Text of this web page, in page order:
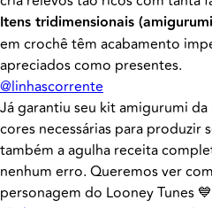
Itens tridimensionais (
em crochê têm acabamento
apreciados como presentes.
@linhascorrente
Já garantiu seu kit amigurumi
cores necessárias para produzir
também a agulha receita
nenhum erro. Queremos ver
personagem do Looney Tunes